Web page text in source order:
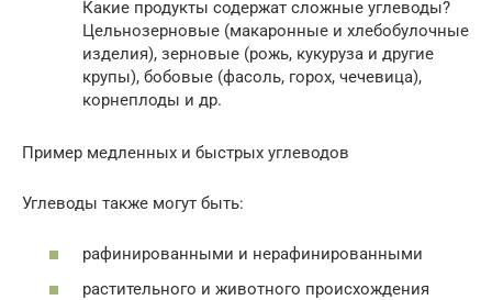
Какие продукты содержат сложные углеводы?
Цельнозерновые (макаронные и хлебобулочные
изделия), зерновые (рожь, кукуруза и другие
крупы), бобовые (фасоль, горох, чечевица),
корнеплоды и др.
Пример медленных и быстрых углеводов
Углеводы также могут быть:
рафинированными и нерафинированными
растительного и животного происхождения